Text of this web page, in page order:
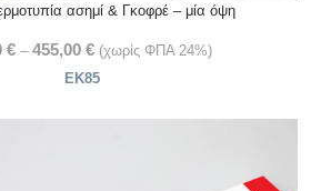
ασημί & Γκοφρέ – μία όψη
€ – 455,00 € (χωρίς ΦΠΑ 24%)
ΕΚ85